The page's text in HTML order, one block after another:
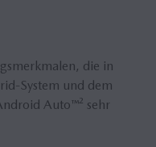
die in
System und dem
Auto™² sehr